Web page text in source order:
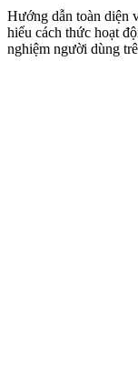
Hướng dẫn toàn diện
hiểu cách thức hoạt
nghiệm người dùng